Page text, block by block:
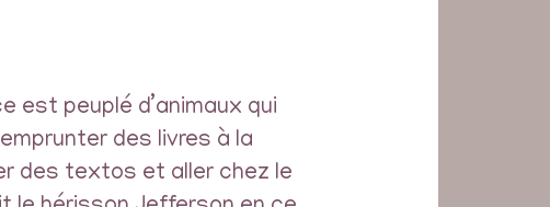
est peuplé d’animaux qui
des livres à la
des textos et aller chez le